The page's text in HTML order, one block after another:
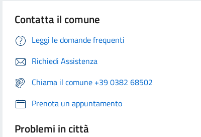
Contatta il comune
Leggi le domande frequenti
Richiedi Assistenza
Chiama il comune +39 0382 68502
Prenota un appuntamento
Problemi in città